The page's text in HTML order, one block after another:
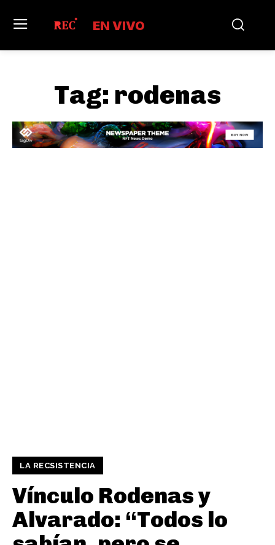
EN VIVO
Tag: rodenas
LA RECSISTENCIA
Vínculo Rodenas y
Alvarado: “Todos lo